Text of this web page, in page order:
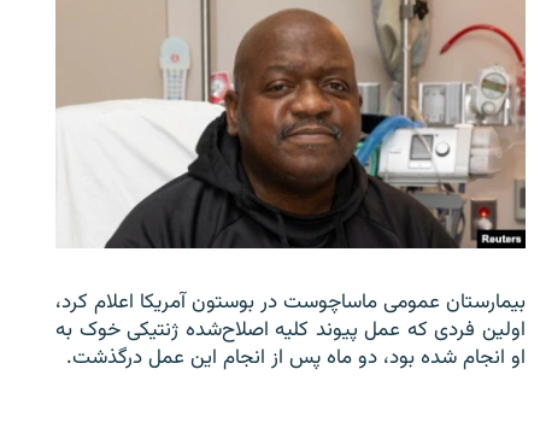
بیمارستان عمومی ماساچوست در بوستون آمریکا اعلام کرد،
اولین فردی که عمل پیوند کلیه اصلاح‌شده ژنتیکی خوک به
او انجام شده بود، دو ماه پس از انجام این عمل درگذشت.